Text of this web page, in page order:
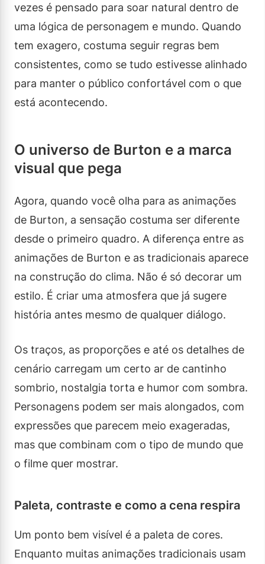
vezes é pensado para soar natural dentro de
uma lógica de personagem e mundo. Quando
tem exagero, costuma seguir regras bem
consistentes, como se tudo estivesse alinhado
para manter o público confortável com o que
está acontecendo.
O universo de Burton e a marca
visual que pega
Agora, quando você olha para as animações
de Burton, a sensação costuma ser diferente
desde o primeiro quadro. A diferença entre as
animações de Burton e as tradicionais aparece
na construção do clima. Não é só decorar um
estilo. É criar uma atmosfera que já sugere
história antes mesmo de qualquer diálogo.
Os traços, as proporções e até os detalhes de
cenário carregam um certo ar de cantinho
sombrio, nostalgia torta e humor com sombra.
Personagens podem ser mais alongados, com
expressões que parecem meio exageradas,
mas que combinam com o tipo de mundo que
o filme quer mostrar.
Paleta, contraste e como a cena respira
Um ponto bem visível é a paleta de cores.
Enquanto muitas animações tradicionais usam